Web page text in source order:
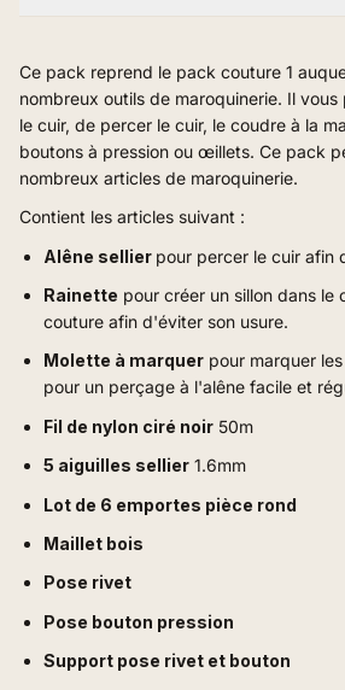
Ce pack reprend le pack couture 1
nombreux outils de maroquinerie. Il
le cuir, de percer le cuir, le coudre à la
boutons à pression ou œillets. Ce pack
nombreux articles de maroquinerie.
Contient les articles suivant :
Alêne sellier pour percer le cuir afin
Rainette pour créer un sillon dans le
couture afin d'éviter son usure.
Molette à marquer pour marquer
pour un perçage à l'alêne facile et
Fil de nylon ciré noir 50m
5 aiguilles sellier 1.6mm
Lot de 6 emportes pièce rond
Maillet bois
Pose rivet
Pose bouton pression
Support pose rivet et bouton